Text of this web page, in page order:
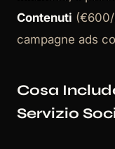
Contenuti
campagne ads
Cosa
Servizio